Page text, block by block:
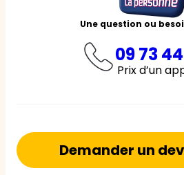
Une question ou
09 73
Prix d’un
Demander un